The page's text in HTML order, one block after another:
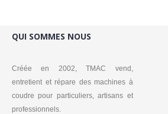
QUI SOMMES NOUS
Créée en 2002, TMAC vend,
entretient et répare des machines à
coudre pour particuliers, artisans et
professionnels.